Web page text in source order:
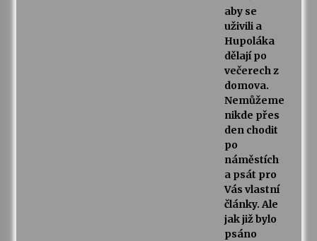
aby se
uživili a
Hupoláka
dělají po
večerech z
domova.
Nemůžeme
nikde přes
den chodit
po
náměstích
a psát pro
Vás vlastní
články. Ale
jak již bylo
psáno